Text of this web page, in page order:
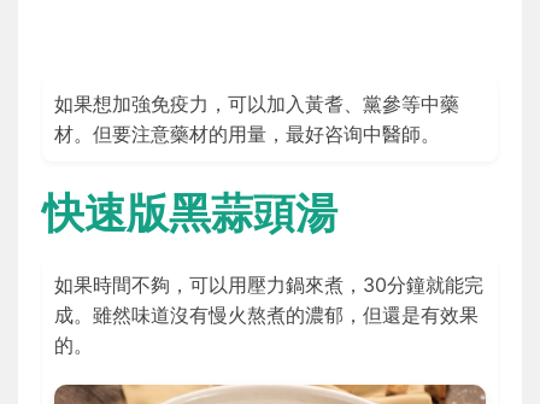
如果想加強免疫力，可以加入黃耆、黨參等中藥
材。但要注意藥材的用量，最好咨询中醫師。
快速版黑蒜頭湯
如果時間不夠，可以用壓力鍋來煮，30分鐘就能完
成。雖然味道沒有慢火熬煮的濃郁，但還是有效果
的。